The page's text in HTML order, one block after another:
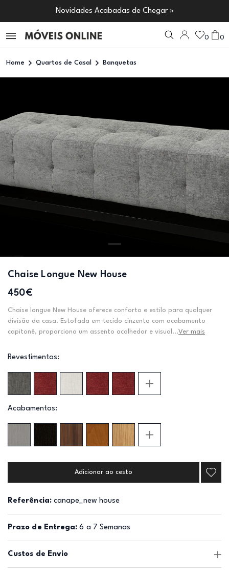
Novidades Acabadas de Chegar »
0 0
Home Quartos de Casal Banquetas
Chaise Longue New House
450€
Chaise longue New House oferece conforto e estilo para qualquer
divisão da casa. Estofada em tecido cinzento com acabamento
capitonê, proporciona um assento acolhedor e visual...Ver mais
Revestimentos:
Acabamentos:
Adicionar ao cesto
Referência: canape_new house
Prazo de Entrega: 6 a 7 Semanas
Custos de Envio